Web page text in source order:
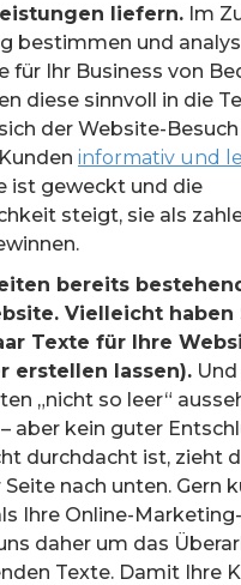
liefern. Im
bestimmen und
für Ihr Business von
diese sinnvoll in die
der Website-
informativ und
ist geweckt und die
steigt, sie als
bereits
Vielleicht haben
Texte für Ihre
erstellen lassen).
„nicht so leer“
aber kein guter
durchdacht ist, zieht
Seite nach unten. Gern
Ihre Online-
daher um das
Texte. Damit Ihre